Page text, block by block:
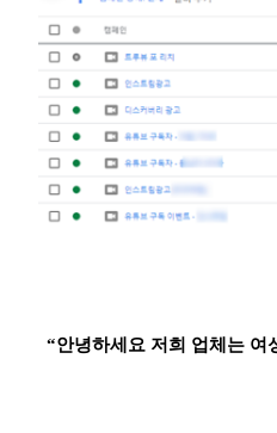
“안녕하세요 저희 업체는 여